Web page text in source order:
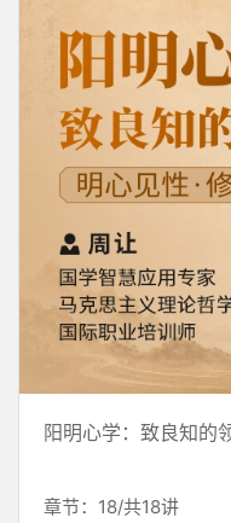
阳明心学：致良知的
章节：18/共18讲